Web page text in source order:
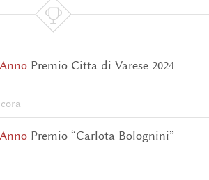

Premio Citta di Varese 2024
Premio “Carlota Bolognini”